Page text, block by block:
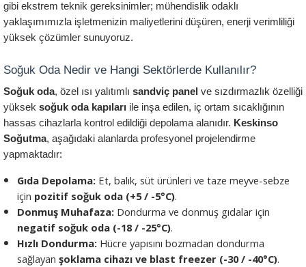
gibi ekstrem teknik gereksinimler; mühendislik odaklı
yaklaşımımızla işletmenizin maliyetlerini düşüren, enerji verimliliği
yüksek çözümler sunuyoruz.
Soğuk Oda Nedir ve Hangi Sektörlerde Kullanılır?
Soğuk oda, özel ısı yalıtımlı sandviç panel ve sızdırmazlık özelliği
yüksek soğuk oda kapıları ile inşa edilen, iç ortam sıcaklığının
hassas cihazlarla kontrol edildiği depolama alanıdır. Keskinso
Soğutma, aşağıdaki alanlarda profesyonel projelendirme
yapmaktadır:
Gıda Depolama: Et, balık, süt ürünleri ve taze meyve-sebze
için pozitif soğuk oda (+5 / -5°C).
Donmuş Muhafaza:
negatif soğuk oda (-18 / -25°C).
Hızlı Dondurma: Hücre yapısını bozmadan dondurma
sağlayan şoklama cihazı ve blast freezer (-30 / -40°C).